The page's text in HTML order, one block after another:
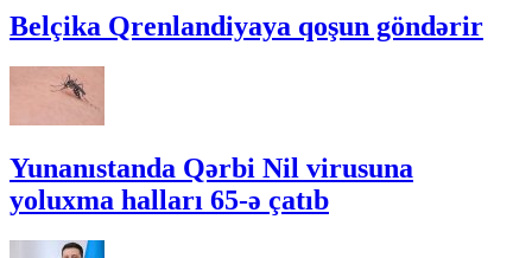
Belçika Qrenlandiyaya qoşun göndərir
Yunanıstanda Qərbi Nil virusuna
yoluxma halları 65-ə çatıb